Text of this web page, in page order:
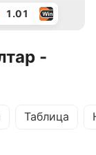
1.01
-
Таблица